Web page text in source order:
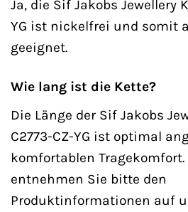
Ja, die Sif Jakobs Jewellery
YG ist nickelfrei und somit
geeignet.
Wie lang ist die Kette?
Die Länge der Sif Jakobs
C2773-CZ-YG ist optimal
komfortablen Tragekomfort.
entnehmen Sie bitte den
Produktinformationen auf